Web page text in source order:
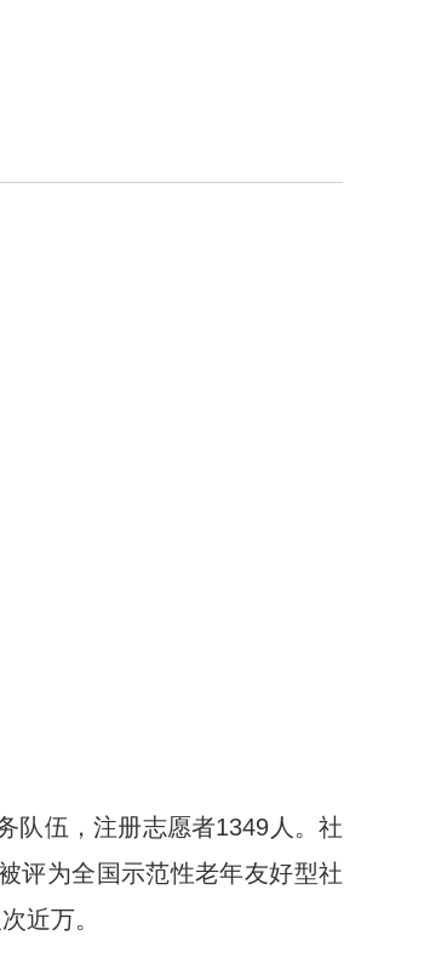
队伍，注册志愿者1349人。社
评为全国示范性老年友好型社
近万。